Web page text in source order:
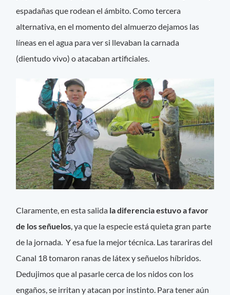
espadañas que rodean el ámbito. Como tercera
alternativa, en el momento del almuerzo dejamos las
líneas en el agua para ver si llevaban la carnada
(dientudo vivo) o atacaban artificiales.
Claramente, en esta salida la diferencia estuvo a favor
de los señuelos , ya que la especie está quieta gran parte
de la jornada. Y esa fue la mejor técnica. Las tarariras del
Canal 18 tomaron ranas de látex y señuelos híbridos.
Dedujimos que al pasarle cerca de los nidos con los
engaños, se irritan y atacan por instinto. Para tener aún